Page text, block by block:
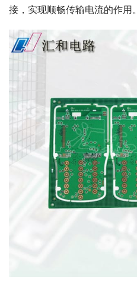
接，实现顺畅传输电流的作用。